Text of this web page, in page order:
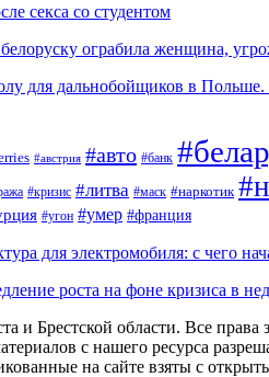
секса со студентом
ограбила женщина,
для дальнобойщиков в
#австрия #авто #банк
#кризис #литва #маск #наркотик
#угон #умер #франция
для электромобиля: с чего
роста на фоне кризиса в
и Брестской области. Все
с нашего ресурса
на сайте взяты с